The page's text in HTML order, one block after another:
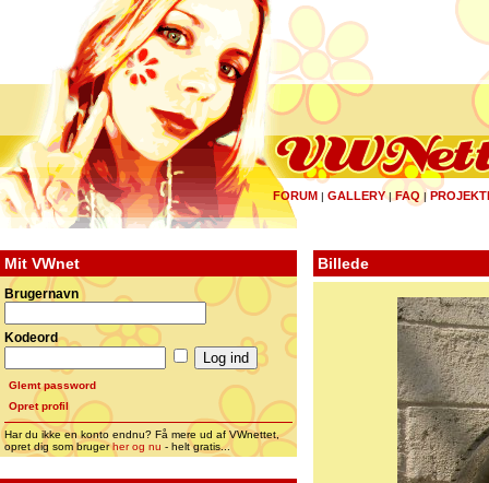
FORUM | GALLERY|FAQ |
Mit VWnet
Brugernavn
Kodeord
Glemt password
Opret profil
Har du ikke en konto endnu? Få mere ud af VWnettet,
opret dig som brugerher og nu - helt gratis...
Billede